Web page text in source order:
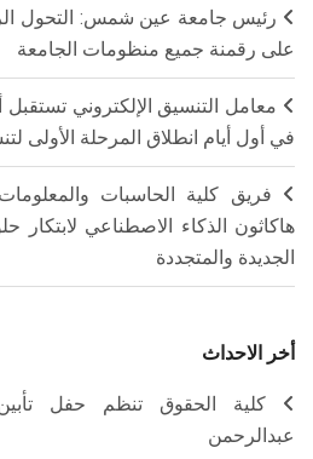
رئيس جامعة عين شمس: التحول
على رقمنة جميع منظومات الجامعة
في أول أيام انطلاق المرحلة الأولى
فريق كلية الحاسبات
هاكاثون الذكاء الاصطناعي
الجديدة والمتجددة
أخر الاحداث
كلية الحقوق تنظم حفل
عبدالرحمن